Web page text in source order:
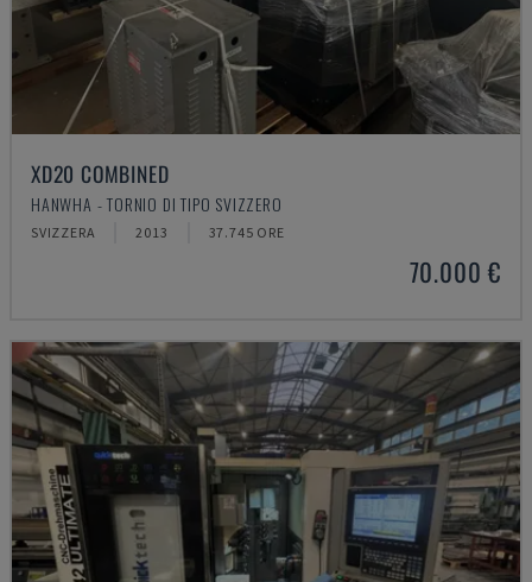
XD20 COMBINED
HANWHA - TORNIO DI TIPO SVIZZERO
SVIZZERA 2013 37.745 ORE
70.000 €